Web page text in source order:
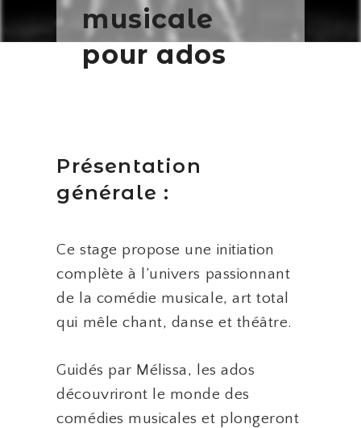
musicale
pour ados
Présentation
générale :
Ce stage propose une initiation
complète à l’univers passionnant
de la comédie musicale, art total
qui mêle chant, danse et théâtre.
Guidés par Mélissa, les ados
découvriront le monde des
comédies musicales et plongeront